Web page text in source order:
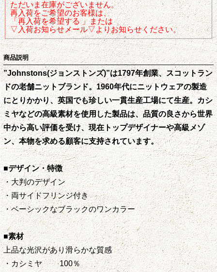
ただいま在庫がございません。
再入荷をご希望のお客様は、
「再入荷を希望する 」または
▽入荷お知らせメール▽よりお知らせください。
商品説明
”Johnstons(ジョンストンズ)”は1797年創業、スコットラン
ドの老舗ニットブランド。1960年代にニットウェアの製造
にとりかかり、英国でも珍しい一貫生産工場にて生産。カシ
ミヤなどの高級素材を使用した製品は、品質の良さから世界
中から高い評価を受け、現在トップデザイナーや高級メゾ
ン、本物を求める顧客に支持されています。
■デザイン・特徴
・大判のデザイン
・両サイドフリンジ付き
・ベーシックなブラックのワンカラー
■素材
上品な光沢があり滑らかな質感
・カシミヤ 100％